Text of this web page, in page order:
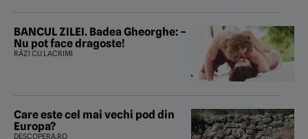
BANCUL ZILEI. Badea Gheorghe: –
Nu pot face dragoste!
RÂZI CU LACRIMI
Care este cel mai vechi pod din
Europa?
DESCOPERA.RO